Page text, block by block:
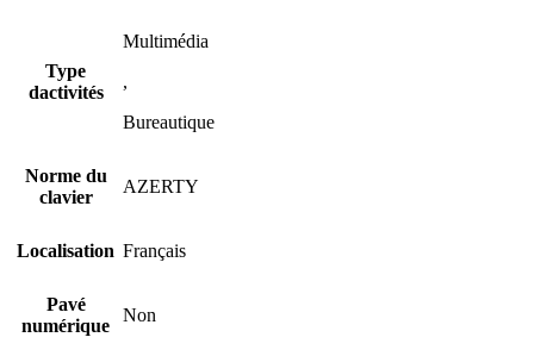
Type
dactivités
Multimédia
,
Bureautique
Norme du
clavier
AZERTY
Localisation Français
Pavé
numérique
Non